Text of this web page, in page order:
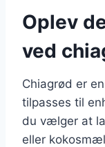
Oplev
ved
Chiagrød er
tilpasses til
du vælger at
eller